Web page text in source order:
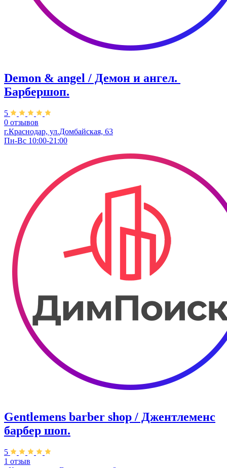
Demon & angel / Демон и ангел. ​
Барбершоп.
5
0 отзывов
г.Краснодар, ул.​Домбайская, 63
Пн-Вс 10:00-21:00
Gentlemens barber shop / Джентлеменс
барбер шоп.
5
1 отзыв